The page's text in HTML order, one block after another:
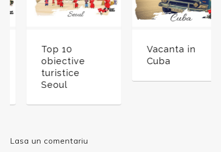
Top 10
obiective
turistice
Seoul
Vacanta in
Cuba
Lasa un comentariu